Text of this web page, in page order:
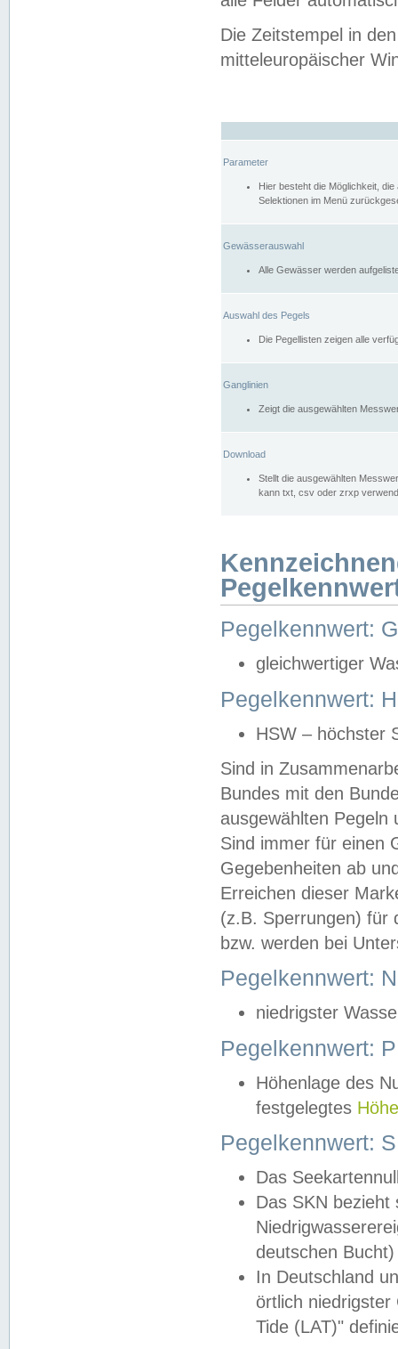
Die Zeitstempel in
mitteleuropäischer
Parameter
Hier besteht die Möglichkeit,
Selektionen im Menü
Gewässerauswahl
Alle Gewässer werden
Auswahl des Pegels
Die Pegellisten zeigen alle
Ganglinien
Zeigt die ausgewählten
Download
Stellt die ausgewählten
kann txt, csv oder zrxp
Pegelkennwert:
gleichwertiger
Pegelkennwert:
HSW – höchster
Sind in
Bundes mit den
ausgewählten
Sind immer für einen
Gegebenheiten ab
Erreichen dieser
(z.B. Sperrungen) für
bzw. werden bei
Pegelkennwert:
niedrigster
Pegelkennwert:
Höhenlage des
festgelegtes
Pegelkennwert:
Das
Das SKN
deutschen
In Deutschland
örtlich
Tide (LAT)"